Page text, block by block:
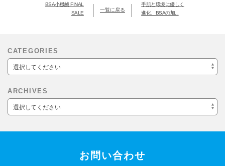
BSA小機械 FINAL
SALE
一覧に戻る
手肌と環境に優しく
進化、BSAの加...
CATEGORIES
選択してください
ARCHIVES
選択してください
お問い合わせ